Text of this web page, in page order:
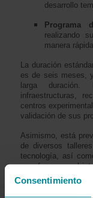
Consentimiento
desarrollo
Programa
realizando
manera
La duración
es de seis meses,
larga duración.
infraestructuras,
centros
validación de sus
Asimismo, está
de diversos
tecnología, así
para favorecer el
los proyectos
comunidad